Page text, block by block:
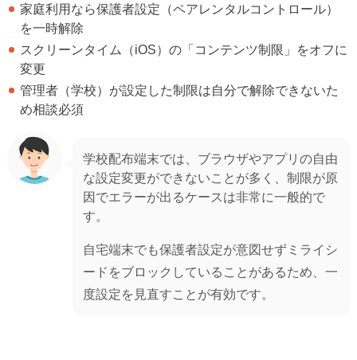
家庭利用なら保護者設定（ペアレンタルコントロール）
を一時解除
スクリーンタイム（iOS）の「コンテンツ制限」をオフに
変更
管理者（学校）が設定した制限は自分で解除できないた
め相談必須
学校配布端末では、ブラウザやアプリの自由
な設定変更ができないことが多く、制限が原
因でエラーが出るケースは非常に一般的で
す。
自宅端末でも保護者設定が意図せずミライシ
ードをブロックしていることがあるため、一
度設定を見直すことが有効です。